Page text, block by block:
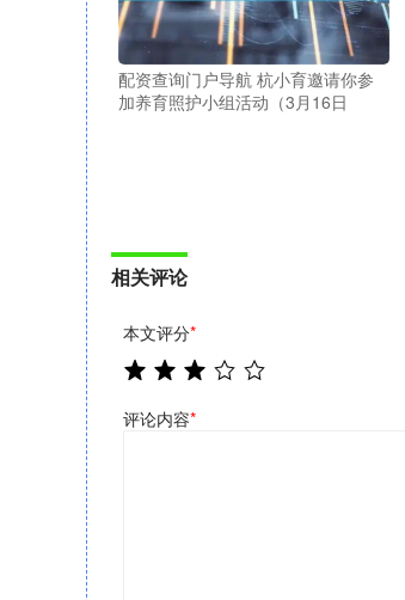
配资查询门户导航 杭小育邀请你参
加养育照护小组活动（3月16日
相关评论
本文评分*
评论内容*